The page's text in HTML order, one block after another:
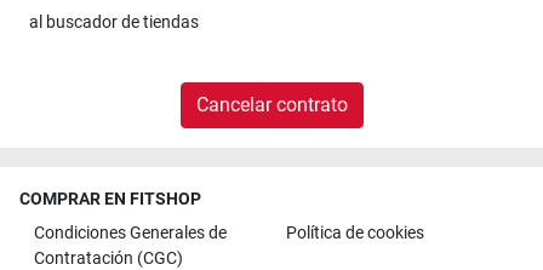
al buscador de tiendas
Cancelar contrato
COMPRAR EN FITSHOP
Condiciones Generales de
Contratación (CGC)
Política de cookies